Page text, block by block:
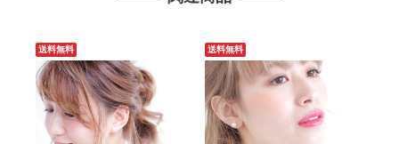
送料無料 送料無料